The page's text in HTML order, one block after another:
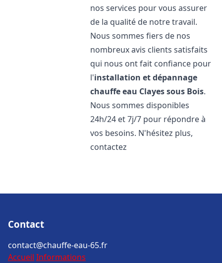
nos services pour vous assurer
de la qualité de notre travail.
Nous sommes fiers de nos
nombreux avis clients satisfaits
qui nous ont fait confiance pour
l'installation et dépannage
chauffe eau Clayes sous Bois.
Nous sommes disponibles
24h/24 et 7j/7 pour répondre à
vos besoins. N'hésitez plus,
contactez
Contact
contact@chauffe-eau-65.fr
Accueil Informations